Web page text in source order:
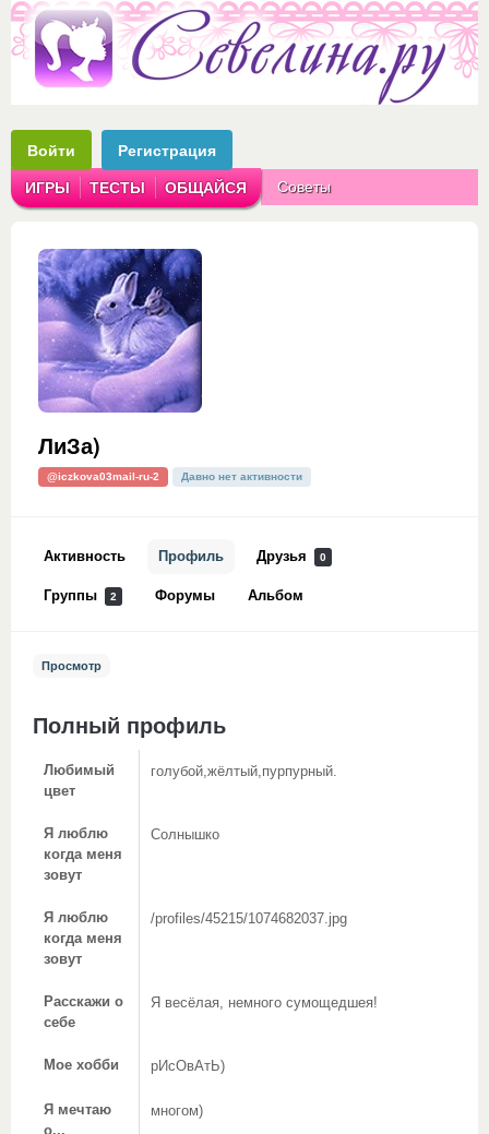
Войти Регистрация
ИГРЫ ТЕСТЫ ОБЩАЙСЯ Советы
ЛиЗа)
@iczkova03mail-ru-2 Давно нет активности
Активность Профиль Друзья 0
Группы 2 Форумы Альбом
Просмотр
Полный профиль
Любимый
цвет
голубой,жёлтый,пурпурный.
Я люблю
когда меня
зовут
Солнышко
Я люблю
когда меня
зовут
/profiles/45215/1074682037.jpg
Расскажи о
себе
Я весёлая, немного сумощедшея!
Мое хобби рИсОвАтЬ)
Я мечтаю
о...
многом)